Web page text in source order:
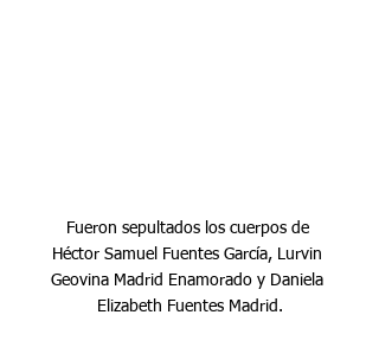
Fueron sepultados los cuerpos de
Héctor Samuel Fuentes García, Lurvin
Geovina Madrid Enamorado y Daniela
Elizabeth Fuentes Madrid.